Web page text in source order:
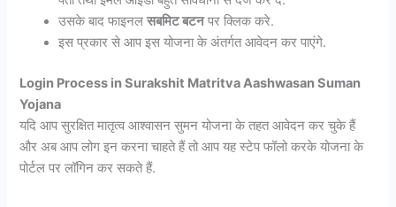
उसके बाद फाइनलसबमिट बटनपर क्लिक करे.
इस प्रकार से आप इस योजना के अंतर्गत आवेदन कर पाएंगे.
Login Process in Surakshit Matritva Aashwasan Suman
Yojana
यदि आप सुरक्षित मातृत्व आश्वासन सुमन योजना के तहत आवेदन कर चुके हैं
और अब आप लोग इन करना चाहते हैं तो आप यह स्टेप फॉलो करके योजना के
पोर्टल पर लॉगिन कर सकते हैं.